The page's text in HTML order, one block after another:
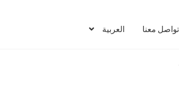
تواصل معنا العربية